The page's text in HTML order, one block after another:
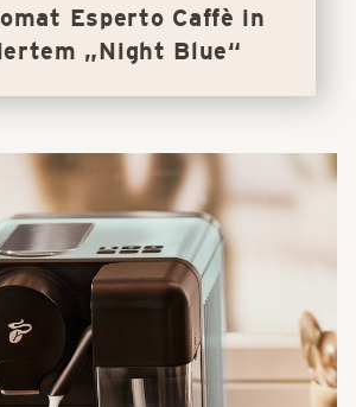
Esperto Caffè in
„Night Blue“